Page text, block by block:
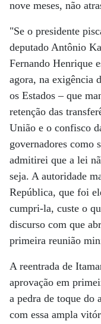
nove meses, não
"Se o presidente
deputado Antônio
Fernando Henrique
agora, na exigência
os Estados – que
retenção das
União e o confisco
governadores como
admitirei que a lei
seja. A autoridade
República, que foi
cumpri-la, custe o
discurso com que
primeira reunião
A reentrada de
aprovação em
a pedra de toque do
com essa ampla